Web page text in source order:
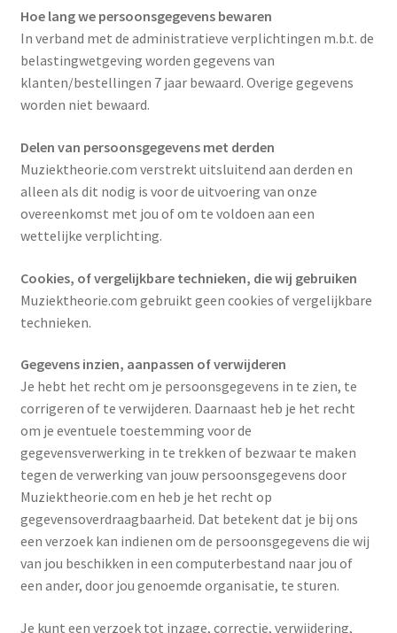
Hoe lang we persoonsgegevens bewaren
In verband met de administratieve verplichtingen m.b.t. de
belastingwetgeving worden gegevens van
klanten/bestellingen 7 jaar bewaard. Overige gegevens
worden niet bewaard.
Delen van persoonsgegevens met derden
Muziektheorie.com verstrekt uitsluitend aan derden en
alleen als dit nodig is voor de uitvoering van onze
overeenkomst met jou of om te voldoen aan een
wettelijke verplichting.
Cookies, of vergelijkbare technieken, die wij gebruiken
Muziektheorie.com gebruikt geen cookies of vergelijkbare
technieken.
Gegevens inzien, aanpassen of verwijderen
Je hebt het recht om je persoonsgegevens in te zien, te
corrigeren of te verwijderen. Daarnaast heb je het recht
om je eventuele toestemming voor de
gegevensverwerking in te trekken of bezwaar te maken
tegen de verwerking van jouw persoonsgegevens door
Muziektheorie.com en heb je het recht op
gegevensoverdraagbaarheid. Dat betekent dat je bij ons
een verzoek kan indienen om de persoonsgegevens die wij
van jou beschikken in een computerbestand naar jou of
een ander, door jou genoemde organisatie, te sturen.
Je kunt een verzoek tot inzage, correctie, verwijdering,